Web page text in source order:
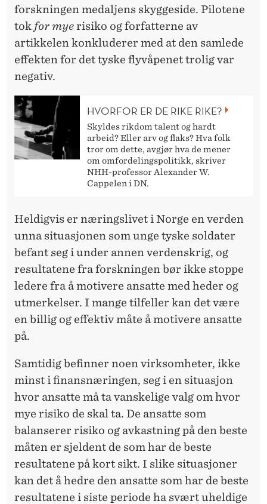
forskningen medaljens skyggeside. Pilotene
tok for myerisiko og forfatterne av
artikkelen konkluderer med at den samlede
effekten for det tyske flyvåpenet trolig var
negativ.
HVORFOR ER DE RIKE RIKE?
Skyldes rikdom talent og hardt
arbeid? Eller arv og flaks? Hva folk
tror om dette, avgjør hva de mener
om omfordelingspolitikk, skriver
NHH-professor Alexander W.
Cappelen i DN.
Heldigvis er næringslivet i Norge en verden
unna situasjonen som unge tyske soldater
befant seg i under annen verdenskrig, og
resultatene fra forskningen bør ikke stoppe
ledere fra å motivere ansatte med heder og
utmerkelser. I mange tilfeller kan det være
en billig og effektiv måte å motivere ansatte
på.
Samtidig befinner noen virksomheter, ikke
minst i finansnæringen, seg i en situasjon
hvor ansatte må ta vanskelige valg om hvor
mye risiko de skal ta. De ansatte som
balanserer risiko og avkastning på den beste
måten er sjeldent de som har de beste
resultatene på kort sikt. I slike situasjoner
kan det å hedre den ansatte som har de beste
resultatene i siste periode ha svært uheldige